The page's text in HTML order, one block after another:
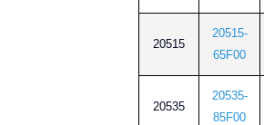
20515
20515-
65F00
20535
20535-
85F00